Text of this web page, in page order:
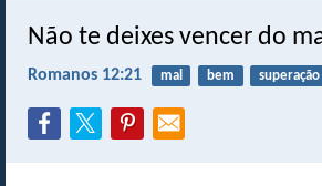
Não te deixes vencer do
Romanos 12:21 mal bem superação